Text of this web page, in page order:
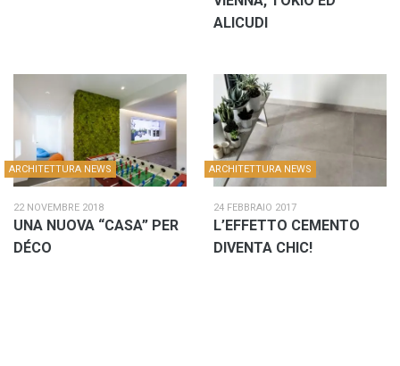
ALICUDI
ARCHITETTURA NEWS
22 NOVEMBRE 2018
UNA NUOVA “CASA” PER
DÉCO
ARCHITETTURA NEWS
24 FEBBRAIO 2017
L’EFFETTO CEMENTO
DIVENTA CHIC!